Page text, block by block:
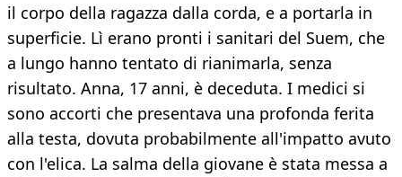
il corpo della ragazza dalla corda, e a portarla in
superficie. Lì erano pronti i sanitari del Suem, che
a lungo hanno tentato di rianimarla, senza
risultato. Anna, 17 anni, è deceduta. I medici si
sono accorti che presentava una profonda ferita
alla testa, dovuta probabilmente all'impatto avuto
con l'elica. La salma della giovane è stata messa a